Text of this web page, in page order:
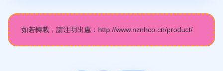
如若轉載，請注明出處：http://www.nznhco.cn/product/